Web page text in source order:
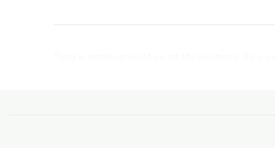
Testa in metallo pressofuso ad alta resistenza. Base
o metallo.Compatibile con tutte le custodie